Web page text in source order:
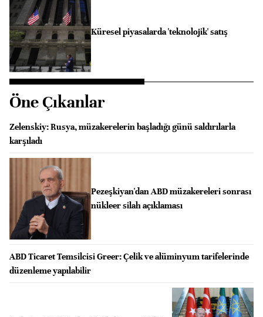
Küresel piyasalarda 'teknolojik' satış
Öne Çıkanlar
Zelenskiy: Rusya, müzakerelerin başladığı günü saldırılarla
karşıladı
Pezeşkiyan'dan ABD müzakereleri sonrası
nükleer silah açıklaması
ABD Ticaret Temsilcisi Greer: Çelik ve alüminyum tarifelerinde
düzenleme yapılabilir